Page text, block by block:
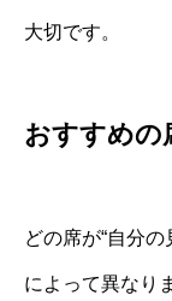
大切です。
おすすめの
どの席が“自分
によって異なり